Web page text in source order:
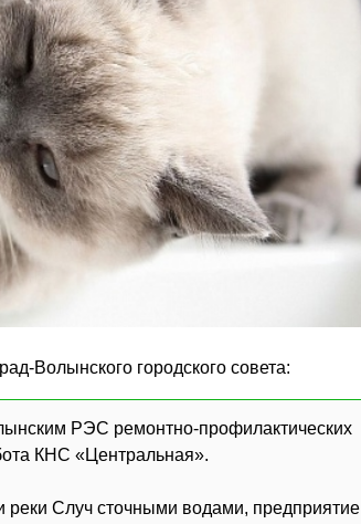
Волынского городского совета:
РЭС ремонтно-профилактических
КНС «Центральная».
Случ сточными водами, предприятие